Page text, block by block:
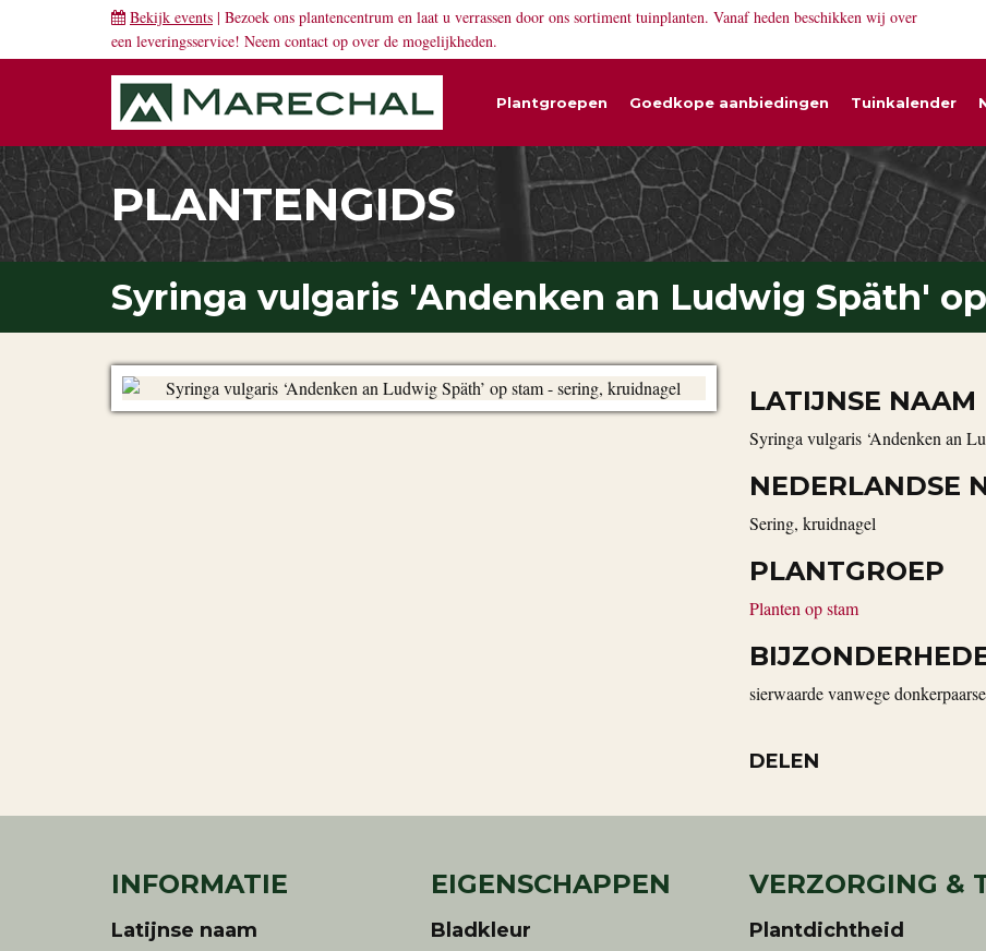
Bekijk events | Bezoek ons plantencentrum en laat u verrassen door ons sortiment tuinplanten. Vanaf heden beschikken wij over
een leveringsservice! Neem contact op over de mogelijkheden.
Plantgroepen Goedkope aanbiedingen Tuinkalender
PLANTENGIDS
Syringa vulgaris 'Andenken an Ludwig Späth'
LATIJNSE NAAM
Syringa vulgaris ‘Andenken an
NEDERLANDSE
sering, kruidnagel
PLANTGROEP
Planten op stam
sierwaarde vanwege
DELEN
INFORMATIE
Latijnse naam
EIGENSCHAPPEN
Bladkleur
VERZORGING &
Plantdichtheid